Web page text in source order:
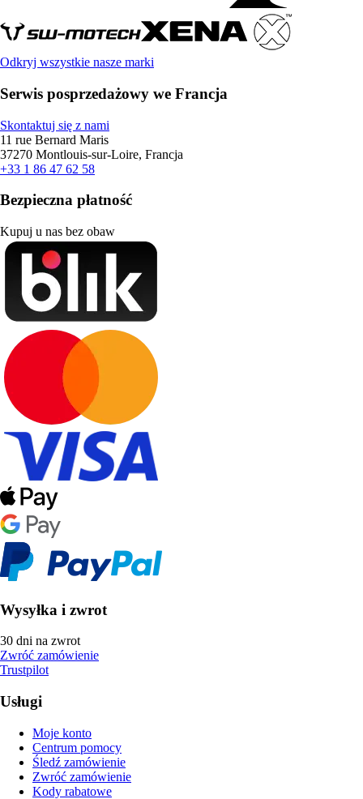
Odkryj wszystkie nasze marki
Serwis posprzedażowy we Francja
Skontaktuj się z nami
11 rue Bernard Maris
37270 Montlouis-sur-Loire, Francja
+33 1 86 47 62 58
Bezpieczna płatność
Kupuj u nas bez obaw
Wysyłka i zwrot
30 dni na zwrot
Zwróć zamówienie
Trustpilot
Usługi
Moje konto
Centrum pomocy
Śledź zamówienie
Zwróć zamówienie
Kody rabatowe